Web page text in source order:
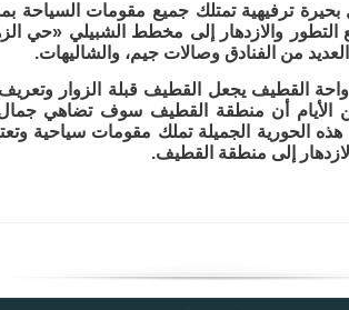
من الفنادق وصالات جيم، والشاليهات.
القطيف يجعل القطيف قبلة الزوار
الأيام أن منطقة القطيف سوف تضاهي
هذه الحورية الجميلة تملك مقومات سياحية
إلى منطقة القطيف.